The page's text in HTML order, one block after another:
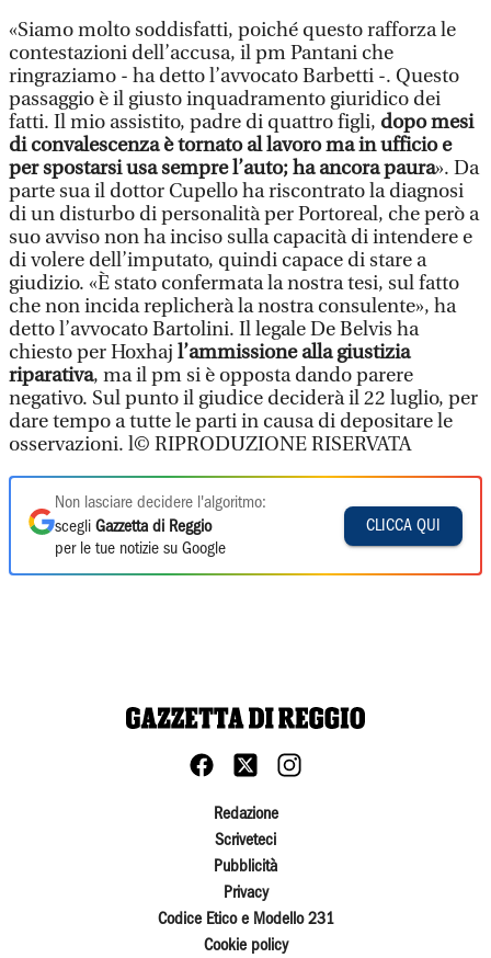
«Siamo molto soddisfatti, poiché questo rafforza le
contestazioni dell’accusa, il pm Pantani che
ringraziamo - ha detto l’avvocato Barbetti -. Questo
passaggio è il giusto inquadramento giuridico dei
fatti. Il mio assistito, padre di quattro figli, dopo mesi
di convalescenza è tornato al lavoro ma in ufficio e
per spostarsi usa sempre l’auto; ha ancora paura». Da
parte sua il dottor Cupello ha riscontrato la diagnosi
di un disturbo di personalità per Portoreal, che però a
suo avviso non ha inciso sulla capacità di intendere e
di volere dell’imputato, quindi capace di stare a
giudizio. «È stato confermata la nostra tesi, sul fatto
che non incida replicherà la nostra consulente», ha
detto l’avvocato Bartolini. Il legale De Belvis ha
chiesto per Hoxhaj l’ammissione alla giustizia
riparativa, ma il pm si è opposta dando parere
negativo. Sul punto il giudice deciderà il 22 luglio, per
dare tempo a tutte le parti in causa di depositare le
osservazioni. l© RIPRODUZIONE RISERVATA
Non lasciare decidere l'algoritmo:
scegli Gazzetta di Reggio
per le tue notizie su Google
CLICCA QUI
Redazione
Scriveteci
Pubblicità
Privacy
Codice Etico e Modello 231
Cookie policy